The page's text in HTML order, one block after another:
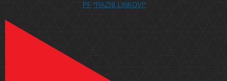
PF *RAZNI LINKOVI*